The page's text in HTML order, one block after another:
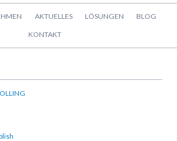
AKTUELLES LÖSUNGEN BLOG
KONTAKT